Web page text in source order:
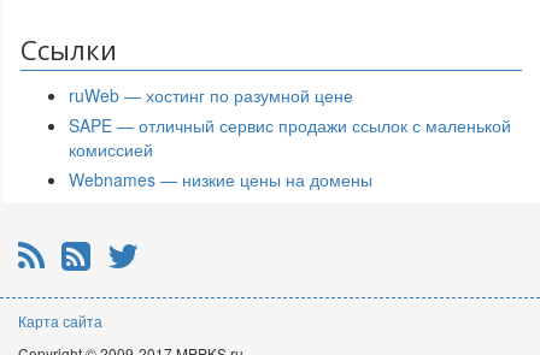
Ссылки
ruWeb — хостинг по разумной цене
SAPE — отличный сервис продажи ссылок с маленькой
комиссией
Webnames — низкие цены на домены
RSS Почтовая рассылка
Карта сайта